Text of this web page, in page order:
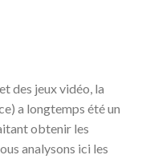
des jeux vidéo, la
a longtemps été un
obtenir les
analysons ici les